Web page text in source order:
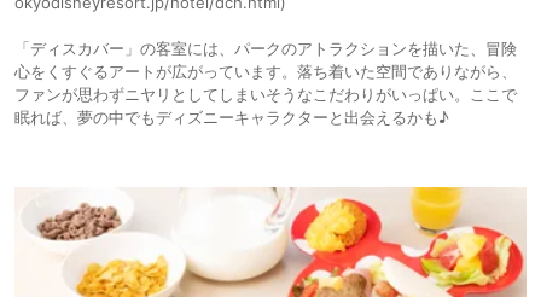
「ディスカバー」の客室には、パークのアトラクションを描いた、冒険
心をくすぐるアートが広がっています。落ち着いた空間でありながら、
ファンが思わずニヤリとしてしまいそうなこだわりがいっぱい。ここで
眠れば、夢の中でもディズニーキャラクターと出会えるかも♪